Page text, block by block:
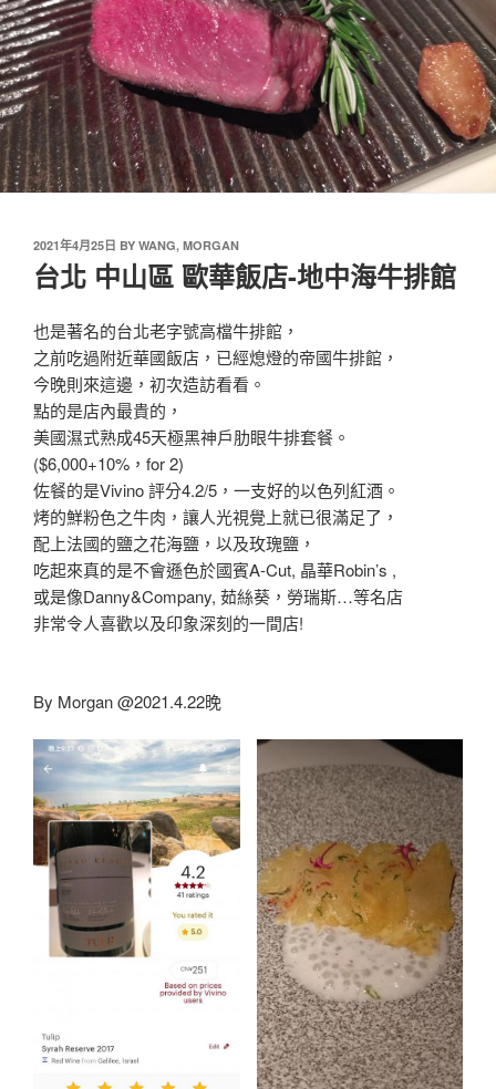
2021年4月25日 BY WANG, MORGAN
台北 中山區 歐華飯店-地中海牛排館
也是著名的台北老字號高檔牛排館，
之前吃過附近華國飯店，已經熄燈的帝國牛排館，
今晚則來這邊，初次造訪看看。
點的是店內最貴的，
美國濕式熟成45天極黑神戶肋眼牛排套餐。
($6,000+10%，for 2)
佐餐的是Vivino 評分4.2/5，一支好的以色列紅酒。
烤的鮮粉色之牛肉，讓人光視覺上就已很滿足了，
配上法國的鹽之花海鹽，以及玫瑰鹽，
吃起來真的是不會遜色於國賓A-Cut, 晶華Robin’s ,
或是像Danny&Company, 茹絲葵，勞瑞斯…等名店
非常令人喜歡以及印象深刻的一間店!
By Morgan @2021.4.22晚